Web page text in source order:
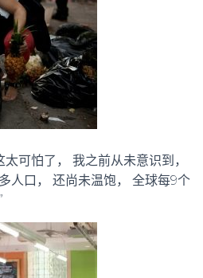
可怕了， 我之前从未意识到，
人口， 还尚未温饱， 全球每9个